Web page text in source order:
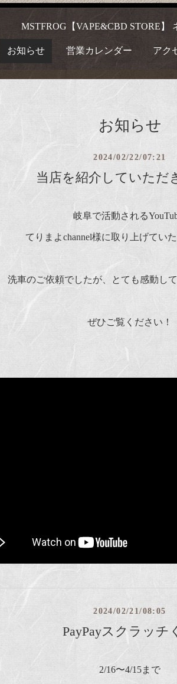
MSTFROG【VAPE&CBD STORE】
お知らせ 営業カレンダー アク
お知らせ
2024/02/22/07:21
当店を紹介していただ
岐阜で活動される
てりまよchannel様に取り上げてい
洗車のご依頼でしたが、とても感動し
ぜひご覧ください！
2024/02/21/08:05
PayPayスクラッチ
2/16〜4/15まで